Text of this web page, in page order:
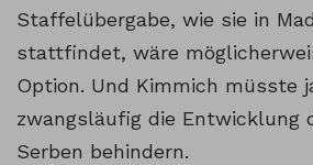
Staffelübergabe, wie sie in
stattfindet, wäre
Option. Und Kimmich müsste
zwangsläufig die Entwicklung
Serben behindern.